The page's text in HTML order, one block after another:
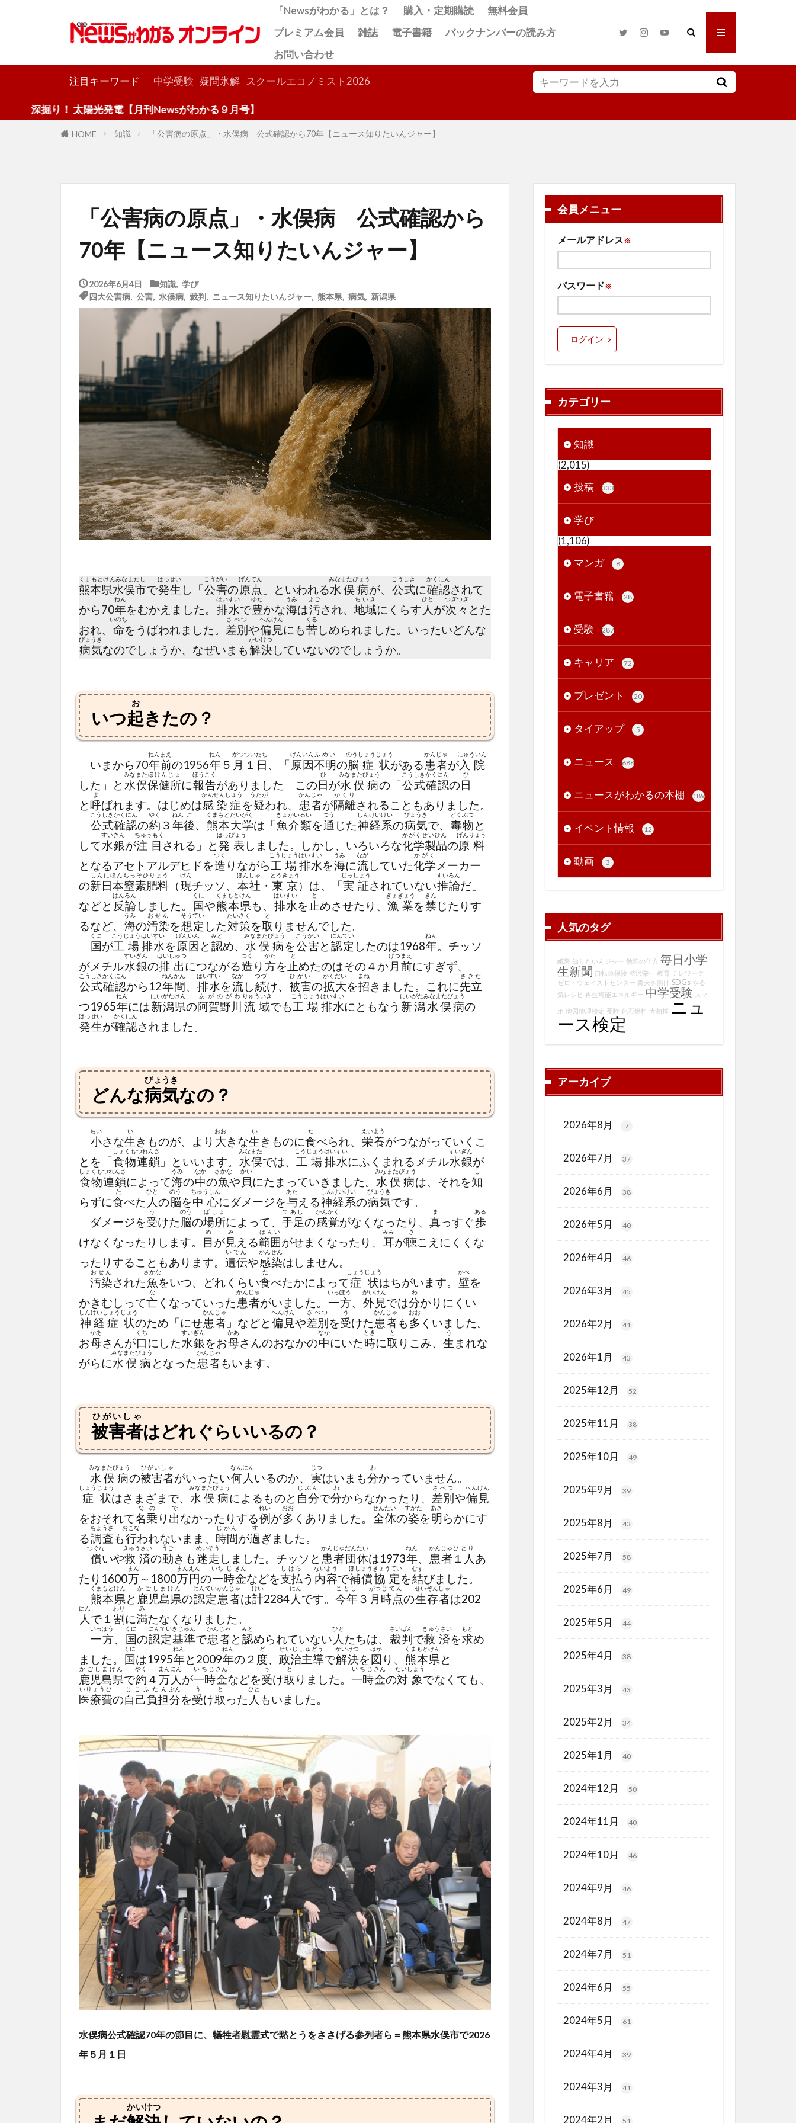
「Newsがわかる」とは？ 購入・定期購読
無料会員
プレミアム会員
雑誌 電子書籍
バックナンバーの読み方
お問い合わせ
注目キーワード 中学受験 疑問氷解 スクールエコノミスト2026
陽光発電【月刊Newsがわかる９月号】
HOME 知識 「公害病の原点」・水俣病 公式確認から70年【ニュース知りたいんジャー】
「公害病の原点」・水俣病 公式確認から
70年【ニュース知りたいんジャー】
2026年6月4日 知識
学び
四大公害病, 公害, 水俣病, 裁判 ニュース知りたいんジャー, 熊本県, 病気, 新潟県
熊本県水俣市
くまもとけんみなまたし
で発生
はっせい
し「公害
こうがい
の原点
げんてん
」といわれる水俣病
みなまたびょう
が、 公式
こうしき
に確認
かくにん
されて
から70年
ねん
をむかえました。 排水
はいすい
で豊
ゆた
かな海
うみ
は汚
よご
され、 地域
ちいき
にくらす 人
ひと
が次々
つぎつぎ
とた
おれ、 命
いのち
をうばわれました。 差別
さべつ
や偏見
へんけん
にも苦
くる
しめられました。いったいどんな
病気
びょうき
なのでしょうか、なぜいまも解決
かいけつ
していないのでしょうか。
いつ起
お
きたの？
いまから70年
ねん
前
まえ
の1956年
ねん
５ 月
がつ
１日
ついたち
、「 原因
げんいん
不明
ふめい
の脳症
のうしょう
状
じょう
がある患者
かんじゃ
が入院
にゅういん
した」と 水俣
みなまた
保健所
ほけんじょ
に報告
ほうこく
がありました。この日
ひ
が水俣病
みなまたびょう
の「公式
こうしき
確認
かくにん
の日
ひ
」
と呼
よ
ばれます。はじめは感染症
かんせんしょう
を疑
うたが
われ、 患者
かんじゃ
が隔離
かくり
されることもありました。
公式
こうしき
確認
かくにん
の約
やく
３ 年
ねん
後
ご
、 熊本大学
くまもとだいがく
は「魚介類
ぎょかいるい
を通
つう
じた神経系
しんけいけい
の病気
びょうき
で、 毒物
どくぶつ
と
して水銀
すいぎん
が注目
ちゅうもく
される」と発表
はっぴょう
しました。しかし、いろいろな化学製品
かがくせいひん
の原料
げんりょう
となるアセトアルデヒドを造
つく
りながら工場
こうじょう
排水
はいすい
を海
うみ
に流
なが
していた化学
かがく
メーカー
の新日本窒素肥料
しんにほんちっそひりょう
（現
げん
チッソ、 本社
ほんしゃ
・ 東京
とうきょう
）は、「実証
じっしょう
されていない推論
すいろん
だ」
などと 反論
はんろん
しました。 国
くに
や熊本県
くまもとけん
も、 排水
はいすい
を 止
と
めさせたり、 漁業
ぎょぎょう
を禁
きん
じたりす
るなど、 海
うみ
の汚染
おせん
を想定
そうてい
した対策
たいさく
を取
と
りませんでした。
国
くに
が工場
こうじょう
排水
はいすい
を 原因
げんいん
と 認
みと
め、 水俣病
みなまたびょう
を公害
こうがい
と 認定
にんてい
したのは1968年
ねん
。チッソ
がメチル水銀
すいぎん
の排出
はいしゅつ
につながる造
つく
り 方
かた
を 止
と
めたのはその４か 月
げつ
前
まえ
にすぎず、
公式
こうしき
確認
かくにん
から12年
ねん
間
かん
、 排水
はいすい
を流
なが
し続
つづ
け、 被害
ひがい
の拡大
かくだい
を招
まね
きました。これに先立
さきだ
つ1965年
ねん
には新潟県
にいがたけん
の阿賀野川
あがのがわ
流域
りゅういき
でも工場
こうじょう
排水
はいすい
にともなう 新潟水俣病
にいがたみなまたびょう
の
発生
はっせい
が確認
かくにん
されました。
どんな病気
びょうき
なの？
小
ちい
さな生
い
きものが、より 大
おお
きな生
い
きものに食
た
べられ、 栄養
えいよう
がつながっていくこ
とを「食物連鎖
しょくもつれんさ
」といいます。 水俣
みなまた
では、 工場
こうじょう
排水
はいすい
にふくまれるメチル水銀
すいぎん
が
食物連鎖
しょくもつれんさ
によって海
うみ
の中
なか
の魚
さかな
や 貝
かい
にたまっていきました。 水俣病
みなまたびょう
は、それを知
し
らずに食
た
べた 人
ひと
の脳
のう
を中心
ちゅうしん
にダメージを与
あた
える神経系
しんけいけい
の病気
びょうき
です。
ダメージを受
う
けた 脳
のう
の場所
ばしょ
によって、 手足
てあし
の感覚
かんかく
がなくなったり、 真
ま
っすぐ歩
ある
けなくなったりします。 目
め
が見
み
える範囲
はんい
がせまくなったり、 耳
みみ
が聴
き
こえにくくな
ったりすることもあります。 遺伝
いでん
や感染
かんせん
はしません。
汚染
おせん
された魚
さかな
をいつ、どれくらい食
た
べたかによって症状
しょうじょう
はちがいます。 壁
かべ
を
かきむしって亡
な
くなっていった患者
かんじゃ
がいました。 一方
いっぽう
、 外見
がいけん
では分
わ
かりにくい
神経症
しんけいしょう
状
じょう
のため「にせ患者
かんじゃ
」などと 偏見
へんけん
や差別
さべつ
を受
う
けた患者
かんじゃ
も 多
おお
くいました。
お母
かあ
さんが口
くち
にした水銀
すいぎん
をお母
かあ
さんのおなかの中
なか
にいた時
とき
に取
と
りこみ、 生
う
まれな
がらに水俣病
みなまたびょう
となった患者
かんじゃ
もいます。
被害者
ひがいしゃ
はどれぐらいいるの？
水俣病
みなまたびょう
の被害者
ひがいしゃ
がいったい何
なん
人
にん
いるのか、 実
じつ
はいまも分
わ
かっていません。
症状
しょうじょう
はさまざまで、 水俣病
みなまたびょう
によるものと 自分
じぶん
で分
わ
からなかったり、 差別
さべつ
や偏見
へんけん
をおそれて名乗
なの
り 出
で
なかったりする例
れい
が多
おお
くありました。 全体
ぜんたい
の姿
すがた
を明
あき
らかにす
る調査
ちょうさ
も行
おこな
われないまま、 時間
じかん
が過
す
ぎました。
償
つぐな
いや救済
きゅうさい
の動
うご
きも迷走
めいそう
しました。チッソと 患者
かんじゃ
団体
だんたい
は1973年
ねん
、 患者
かんじゃ
１人
ひとり
あ
たり1600万
まん
～1800万
まん
円
えん
の一
いち
時
じ
金
きん
などを支払
しはら
う 内容
ないよう
で補償
ほしょう
協定
きょうてい
を結
むす
びました。
熊本県
くまもとけん
と 鹿児島県
かごしまけん
の認定
にんてい
患者
かんじゃ
は計
けい
2284 人
にん
です。 今年
ことし
３ 月
がつ
時点
じてん
の生存者
せいぞんしゃ
は202
人
にん
で１ 割
わり
に満
み
たなくなりました。
一方
いっぽう
、 国
くに
の認定基準
にんていきじゅん
で患者
かんじゃ
と 認
みと
められていない 人
ひと
たちは、 裁判
さいばん
で救済
きゅうさい
を求
もと
め
ました。 国
くに
は1995年
ねん
と2009年
ねん
の２ 度
ど
、 政治主導
せいじしゅどう
で解決
かいけつ
を図
はか
り、 熊本県
くまもとけん
と
鹿児島県
かごしまけん
で約
やく
４ 万人
まんにん
が一時
いちじ
金
きん
などを受
う
け取
と
りました。 一時
いちじ
金
きん
の対象
たいしょう
でなくても、
医療費
いりょうひ
の自己負担
じこふたん
分
ぶん
を受
う
け取
と
った 人
ひと
もいました。
水俣病公式確認70年の節目に、犠牲者慰霊式で黙とうをささげる参列者ら＝熊本県水俣市で2026
年５月１日
かいけつ
会員メニュー
メールアドレス※
パスワード※
ログイン
カテゴリー
知識
(2,015)
投稿
333
学び
(1,106)
マンガ
8
電子書籍 28
受験 287
キャリア 72
プレゼント 20
タイアップ 5
ニュース 688
ニュースがわかるの本棚 189
イベント情報 12
動画 3
人気のタグ
紙幣 知りたいんジャー 勉強の仕方 毎日小学
生新聞 自転車保険 渋沢栄一 教育 テレワーク
ゼロ・ウェイストセンター 青天を衝け SDGs やる
気レシピ
再生可能エネルギー 中学受験 スマ
ホ 地図地理検定 受験 化石燃料 大相撲 ニュ
ース検定
アーカイブ
2026年8月 7
2026年7月 37
2026年6月 38
2026年5月 40
2026年4月 46
2026年3月 45
2026年2月 41
2026年1月 43
2025年12月 52
2025年11月 38
2025年10月 49
2025年9月 39
2025年8月 43
2025年7月 58
2025年6月 49
2025年5月 44
2025年4月 38
2025年3月 43
2025年2月 34
2025年1月 40
2024年12月 50
2024年11月 40
2024年10月 46
2024年9月 46
2024年8月 47
2024年7月 51
2024年6月 55
2024年5月 61
2024年4月 39
2024年3月 41
2024年2月 51
検索